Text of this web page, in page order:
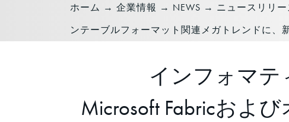
ホーム → 企業情報 → NEWS → ニュースリリー
ンテーブルフォーマット関連メガトレンドに、
インフォマテ
Microsoft Fabricおよ